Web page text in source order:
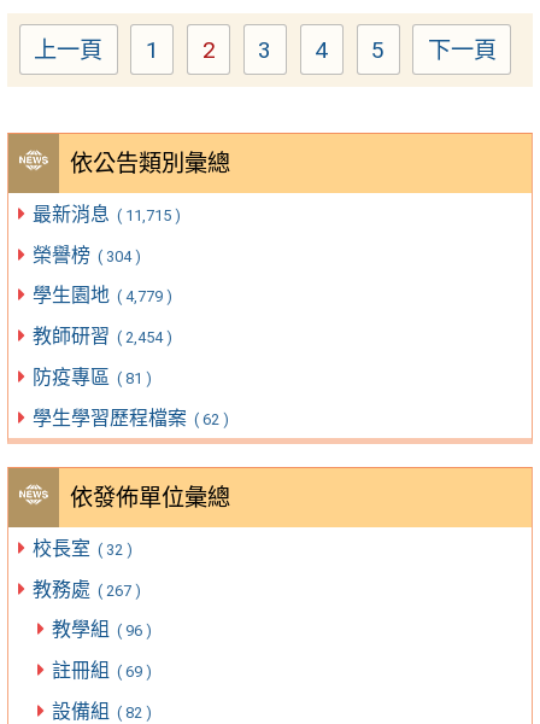
依公告類別彙總
最新消息 ( 11,715 )
榮譽榜 ( 304 )
學生園地 ( 4,779 )
教師研習 ( 2,454 )
防疫專區 ( 81 )
學生學習歷程檔案 ( 62 )
依發佈單位彙總
校長室 ( 32 )
教務處 ( 267 )
教學組 ( 96 )
註冊組 ( 69 )
設備組 ( 82 )
上一頁 Page
1 Page
2 Page
3 Page
4 Page
5 下一頁